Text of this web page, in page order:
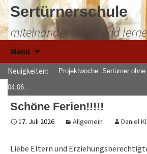
Sertürnerschule
miteinander leben und
Menü
springen
Neuigkeiten: Projektwoche „Sertürner
04.06.
Schöne Ferien!!!!!
17. Juli 2026 Allgemein Daniel
Liebe Eltern und